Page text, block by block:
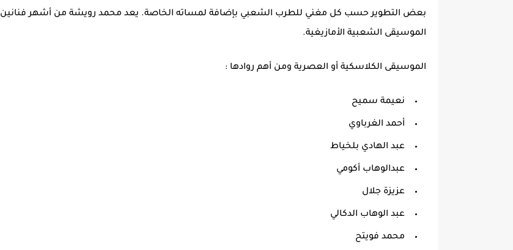
بعض التطوير حسب كل مغني للطرب الشعبي بإضافة لمساته الخاصة. يعد محمد رويشة من أشهر فنانين
الموسيقى الشعبية الأمازيغية.
الموسيقى الكلاسكية أو العصرية ومن أهم روادها :
نعيمة سميح
أحمد الغرباوي
عبد الهادي بلخياط
عبدالوهاب أكومي
عزيزة جلال
عبد الوهاب الدكالي
محمد فويتح